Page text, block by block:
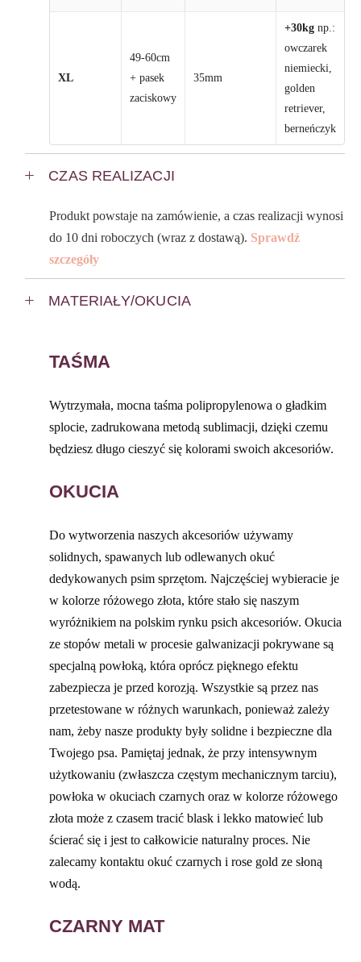
XL
49-60cm
+ pasek
zaciskowy
35mm
+30kg np.:
owczarek
niemiecki,
golden
retriever,
berneńczyk
CZAS REALIZACJI
Produkt powstaje na zamówienie, a czas realizacji wynosi
do 10 dni roboczych (wraz z dostawą). Sprawdź
szczegóły
MATERIAŁY/OKUCIA
TAŚMA
Wytrzymała, mocna taśma polipropylenowa o gładkim
splocie, zadrukowana metodą sublimacji, dzięki czemu
będziesz długo cieszyć się kolorami swoich akcesoriów.
OKUCIA
Do wytworzenia naszych akcesoriów używamy
solidnych, spawanych lub odlewanych okuć
dedykowanych psim sprzętom. Najczęściej wybieracie je
w kolorze różowego złota, które stało się naszym
wyróżnikiem na polskim rynku psich akcesoriów. Okucia
ze stopów metali w procesie galwanizacji pokrywane są
specjalną powłoką, która oprócz pięknego efektu
zabezpiecza je przed korozją. Wszystkie są przez nas
przetestowane w różnych warunkach, ponieważ zależy
nam, żeby nasze produkty były solidne i bezpieczne dla
Twojego psa. Pamiętaj jednak, że przy intensywnym
użytkowaniu (zwłaszcza częstym mechanicznym tarciu),
powłoka w okuciach czarnych oraz w kolorze różowego
złota może z czasem tracić blask i lekko matowieć lub
ścierać się i jest to całkowicie naturalny proces. Nie
zalecamy kontaktu okuć czarnych i rose gold ze słoną
wodą.
CZARNY MAT